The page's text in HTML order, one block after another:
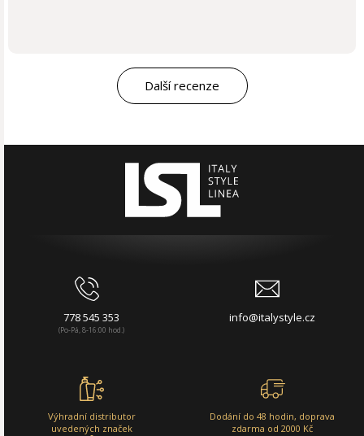
Další recenze
778 545 353
(Po-Pá, 8-16:00 hod.)
info@italystyle.cz
Výhradní distributor
uvedených značek
Dodání do 48 hodin, doprava
zdarma od 2000 Kč